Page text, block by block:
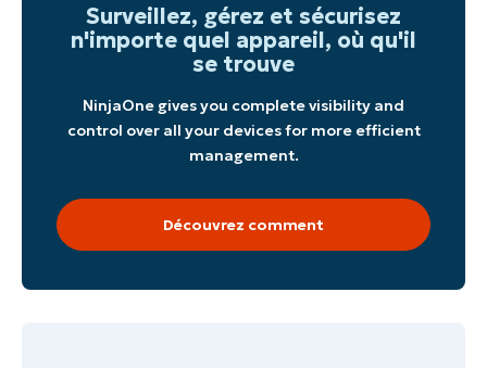
Surveillez, gérez et sécurisez
n'importe quel appareil, où qu'il
se trouve
NinjaOne gives you complete visibility and
control over all your devices for more efficient
management.
Découvrez comment